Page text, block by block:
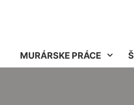
MURÁRSKE PRÁCE